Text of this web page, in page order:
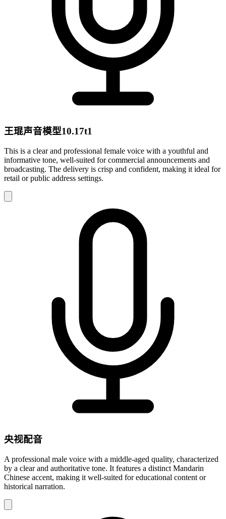
王琨声音模型10.17t1
This is a clear and professional female voice with a youthful and
informative tone, well-suited for commercial announcements and
broadcasting. The delivery is crisp and confident, making it ideal for
retail or public address settings.
央视配音
A professional male voice with a middle-aged quality, characterized
by a clear and authoritative tone. It features a distinct Mandarin
Chinese accent, making it well-suited for educational content or
historical narration.